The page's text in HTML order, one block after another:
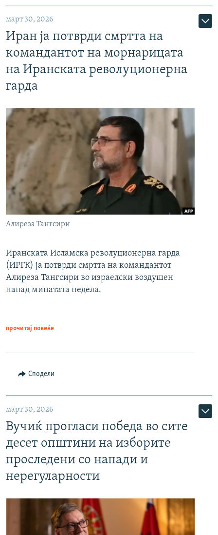
март 30, 2026
Иран ја потврди смртта на
командантот на морнарицата
на Иранската револуционерна
гарда
Алиреза Тангсири
Иранската Исламска револуционерна гарда
(ИРГК) ја потврди смртта на командантот
Алиреза Тангсири во израелски воздушен
напад минатата недела.
прочитај повеќе
Сподели
март 30, 2026
Вучиќ прогласи победа во сите
десет општини на изборите
проследени со напади и
нерегуларности